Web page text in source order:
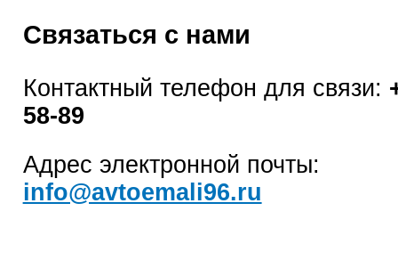
Связаться с нами
Контактный телефон для связи:
58-89
Адрес электронной почты:
info@avtoemali96.ru